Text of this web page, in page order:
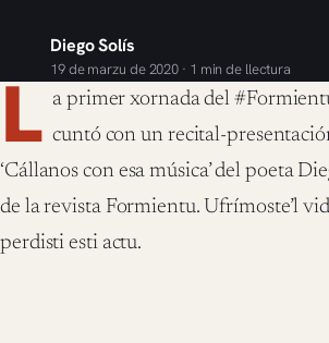
Diego Solís
19 de marzu de 2020 · 1 min de llectura
L a primer xornada del
cuntó con un recital-
‘Cállanos con esa música’ del poeta
de la revista Formientu. Ufrímoste’l
perdisti esti actu.